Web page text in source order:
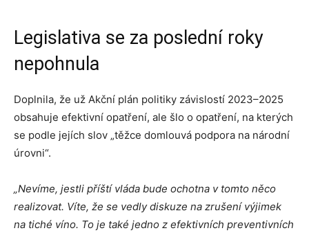
Legislativa se za poslední roky
nepohnula
Doplnila, že už Akční plán politiky závislostí 2023–2025
obsahuje efektivní opatření, ale šlo o opatření, na kterých
se podle jejích slov „těžce domlouvá podpora na národní
úrovni“.
„Nevíme, jestli příští vláda bude ochotna v tomto něco
realizovat. Víte, že se vedly diskuze na zrušení výjimek
na tiché víno. To je také jedno z efektivních preventivních